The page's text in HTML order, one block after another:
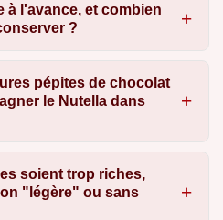
à l'avance, et combien
?
pépites de chocolat
le Nutella dans
soient trop riches,
"légère" ou sans